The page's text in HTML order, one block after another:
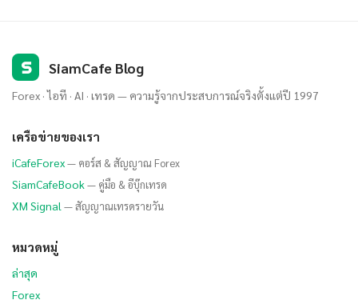
S SiamCafe Blog
Forex · ไอที · AI · เทรด — ความรู้จากประสบการณ์จริงตั้งแต่ปี 1997
เครือข่ายของเรา
iCafeForex— คอร์ส & สัญญาณ Forex
SiamCafeBook— คู่มือ & อีบุ๊กเทรด
XM Signal — สัญญาณเทรดรายวัน
หมวดหมู่
ล่าสุด
Forex